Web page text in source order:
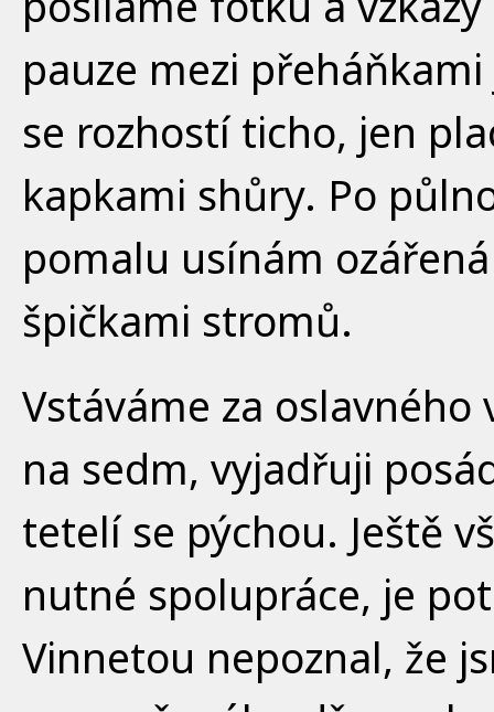
pauze mezi
se rozhostí ticho, jen
kapkami shůry. Po
pomalu usínám
špičkami stromů.
Vstáváme za
na sedm, vyjadřuji
tetelí se pýchou. Ještě
nutné spolupráce, je
Vinnetou nepoznal, že